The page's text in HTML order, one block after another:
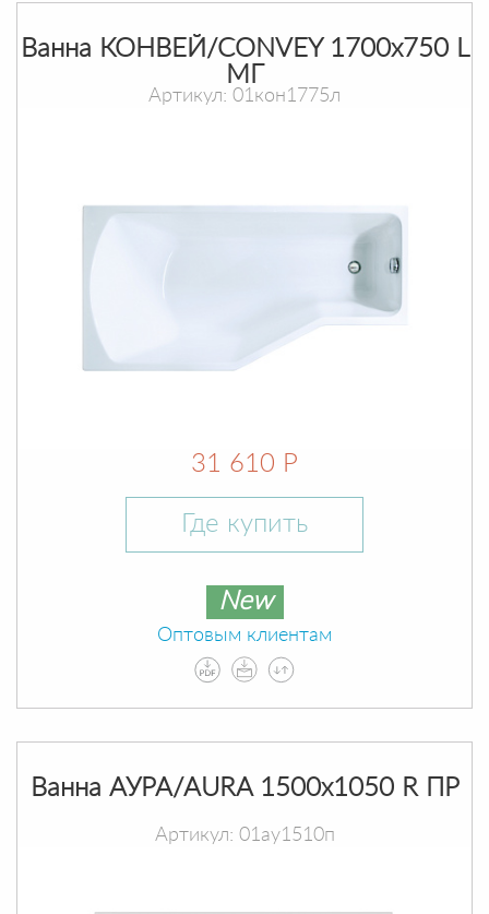
Ванна КОНВЕЙ/CONVEY 1700х750 L
МГ
Артикул: 01кон1775л
31 610 Р
Где купить
New
Оптовым клиентам
Ванна АУРА/AURA 1500х1050 R ПР
Артикул: 01ау1510п